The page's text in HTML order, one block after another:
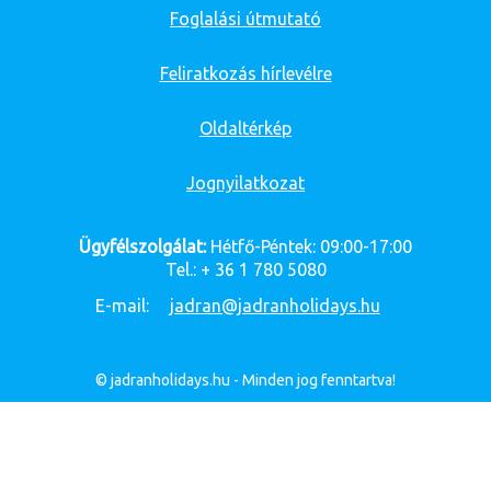
Foglalási útmutató
Feliratkozás hírlevélre
Oldaltérkép
Jognyilatkozat
Ügyfélszolgálat:Hétfő-Péntek: 09:00-17:00
Tel.: + 36 1 780 5080
E-mail:
jadran@jadranholidays.hu
© jadranholidays.hu - Minden jog fenntartva!